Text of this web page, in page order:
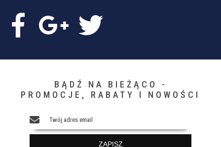
BĄDŹ NA BIEŻĄCO -
PROMOCJE, RABATY I NOWOŚCI